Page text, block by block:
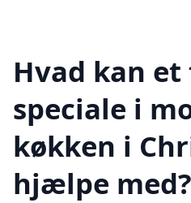
Hvad kan
speciale i
køkken i
hjælpe med?